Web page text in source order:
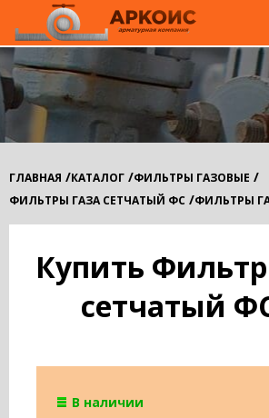
ГЛАВНАЯ /КАТАЛОГ /ФИЛЬТРЫ ГАЗОВЫЕ /
ФИЛЬТРЫ ГАЗА СЕТЧАТЫЙ ФС /ФИЛЬТРЫ
Купить
сетчатый
В наличии